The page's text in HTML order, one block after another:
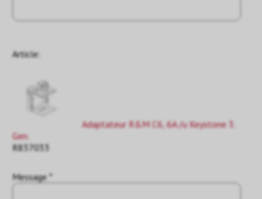
Article:
Adaptateur R&M C6, 6A /u Keystone 3.
Gen.
R837033
Message *